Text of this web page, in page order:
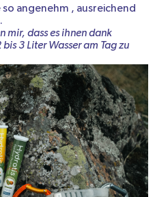
so angenehm , ausreichend
.
mir, dass es ihnen dank
3 Liter Wasser am Tag zu